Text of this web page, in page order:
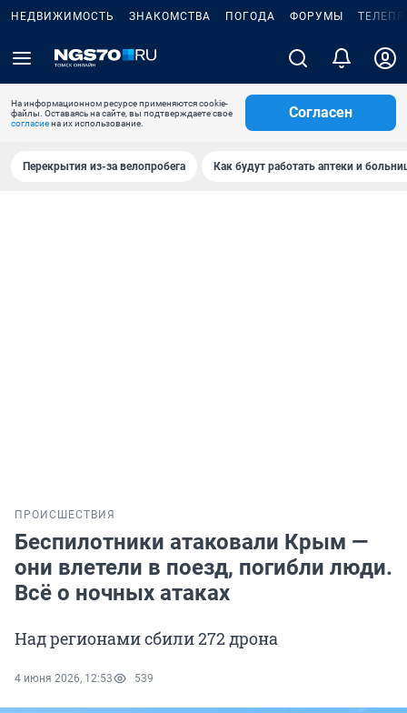
НЕДВИЖИМОСТЬ ЗНАКОМСТВА ПОГОДА ФОРУМЫ
На информационном ресурсе применяются cookie-
файлы. Оставаясь на сайте, вы подтверждаете свое
согласиена их использование.
Согласен
Перекрытия из-за велопробега Как будут работать аптеки и
ПРОИСШЕСТВИЯ
Беспилотники атаковали Крым —
они влетели в поезд, погибли люди.
Всё о ночных атаках
Над регионами сбили 272 дрона
4 июня 2026, 12:53 539